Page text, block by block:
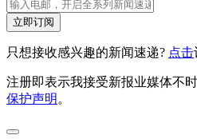
立即订阅
只想接收感兴趣的新闻速递? 点击
注册即表示我接受新报业媒体不
保护声明 。